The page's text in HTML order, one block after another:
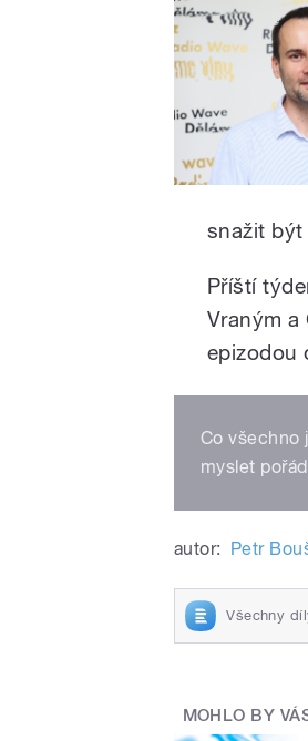
snažit být
Příští
Vraným a
epizodou
Co všechno
myslet
autor: Petr
Všechny
MOHLO BY